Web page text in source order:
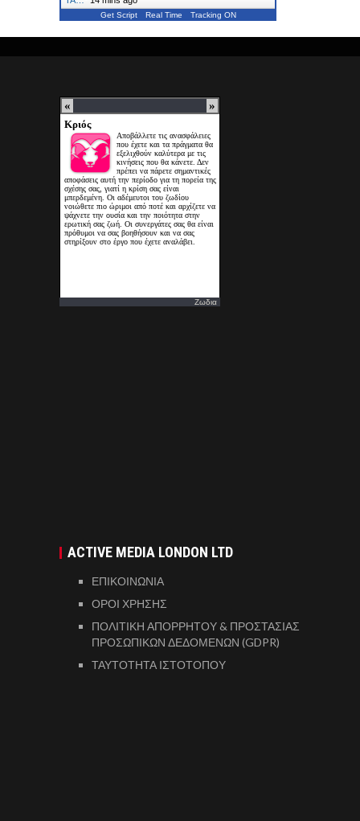
Get Script Real Time Tracking ON
Ζωδια
ACTIVE MEDIA LONDON LTD
ΕΠΙΚΟΙΝΩΝΙΑ
ΟΡΟΙ ΧΡΗΣΗΣ
ΠΟΛΙΤΙΚΗ ΑΠΟΡΡΗΤΟΥ & ΠΡΟΣΤΑΣΙΑΣ
ΠΡΟΣΩΠΙΚΩΝ ΔΕΔΟΜΕΝΩΝ (GDPR)
ΤΑΥΤΟΤΗΤΑ ΙΣΤΟΤΟΠΟΥ